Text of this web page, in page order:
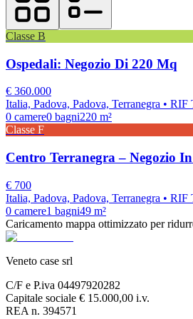
Classe B
Ospedali: Negozio Di 220 Mq
€ 360.000
Italia, Padova, Padova, Terranegra • RIF
0 camere0 bagni220 m²
Classe F
Centro Terranegra – Negozio
€ 700
Italia, Padova, Padova, Terranegra • RIF
0 camere1 bagni49 m²
Caricamento mappa ottimizzato per
Veneto case srl
C/F e P.iva 04497920282
Capitale sociale € 15.000,00 i.v.
REA n. 394571